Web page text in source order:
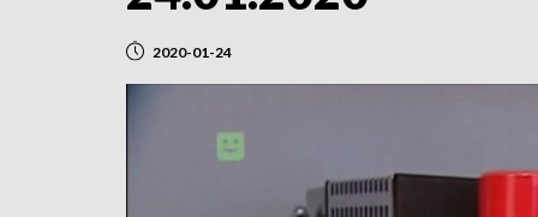
2020-01-24